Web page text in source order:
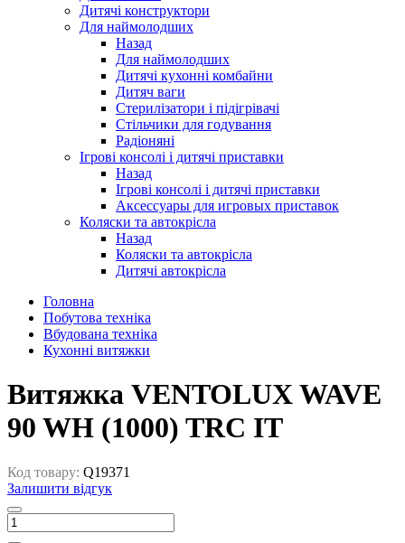
Дитячі конструктори
Для наймолодших
Назад
Для наймолодших
Дитячі кухонні комбайни
Дитяч ваги
Стерилізатори і підігрівачі
Стільчики для годування
Радіоняні
Ігрові консолі і дитячі приставки
Назад
Ігрові консолі і дитячі приставки
Аксессуары для игровых приставок
Коляски та автокрісла
Назад
Коляски та автокрісла
Дитячі автокрісла
Головна
Побутова техніка
Вбудована техніка
Кухонні витяжки
Витяжка VENTOLUX WAVE
90 WH (1000) TRC IT
Код товару: Q19371
Залишити відгук